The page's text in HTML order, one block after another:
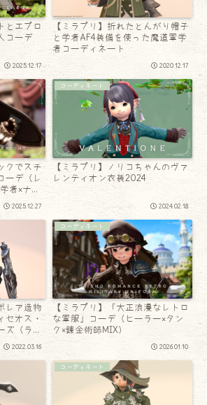
とエプロ
コーデ
2025.12.17
【ミラプリ】折れたとんがり帽子
と学者AF4装備を使った魔道軍学
者コーディネート
2020.12.17
クでスチ
ーデ（レ
者×ナイ
2025.12.27
コーディネート
【ミラプリ】ノリコちゃんのヴァ
レンティオン衣装2024
2024.02.18
レア造物
セオス・
ズ（ララ
2022.03.16
コーディネート
【ミラプリ】「大正浪漫なレトロ
な軍服」コーデ（ヒーラー×タン
ク×錬金術師MIX）
2026.01.10
コーディネート